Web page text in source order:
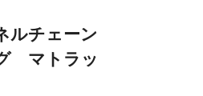
チェーン
マトラッ